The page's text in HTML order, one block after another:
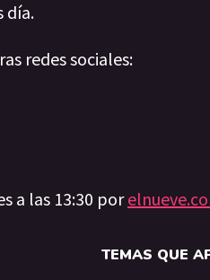
día.
redes sociales:
a las 13:30 por
TEMAS QUE